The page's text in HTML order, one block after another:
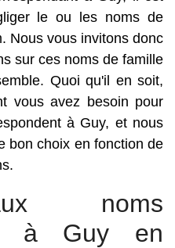
le ou les noms de
Nous vous invitons donc
sur ces noms de famille
Quoi qu'il en soit,
vous avez besoin pour
à Guy, et nous
bon choix en fonction de
noms
à Guy en